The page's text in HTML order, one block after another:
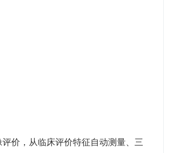
价，从临床评价特征自动测量、三